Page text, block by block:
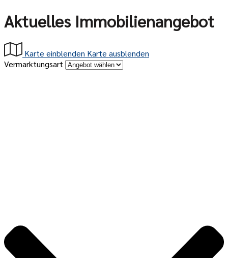
Aktuelles Immobilienangebot
Karte einblenden Karte ausblenden
Vermarktungsart